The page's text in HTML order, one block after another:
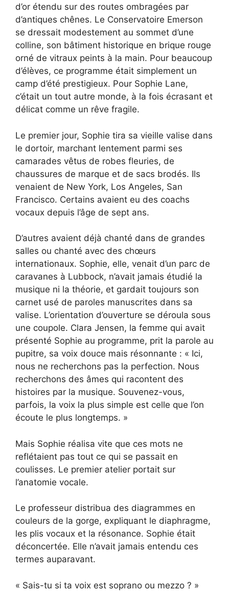
d’or étendu sur des routes ombragées par
d’antiques chênes. Le Conservatoire Emerson
se dressait modestement au sommet d’une
colline, son bâtiment historique en brique rouge
orné de vitraux peints à la main. Pour beaucoup
d’élèves, ce programme était simplement un
camp d’été prestigieux. Pour Sophie Lane,
c’était un tout autre monde, à la fois écrasant et
délicat comme un rêve fragile.
Le premier jour, Sophie tira sa vieille valise dans
le dortoir, marchant lentement parmi ses
camarades vêtus de robes fleuries, de
chaussures de marque et de sacs brodés. Ils
venaient de New York, Los Angeles, San
Francisco. Certains avaient eu des coachs
vocaux depuis l’âge de sept ans.
D’autres avaient déjà chanté dans de grandes
salles ou chanté avec des chœurs
internationaux. Sophie, elle, venait d’un parc de
caravanes à Lubbock, n’avait jamais étudié la
musique ni la théorie, et gardait toujours son
carnet usé de paroles manuscrites dans sa
valise. L’orientation d’ouverture se déroula sous
une coupole. Clara Jensen, la femme qui avait
présenté Sophie au programme, prit la parole au
pupitre, sa voix douce mais résonnante : « Ici,
nous ne recherchons pas la perfection. Nous
recherchons des âmes qui racontent des
histoires par la musique. Souvenez-vous,
parfois, la voix la plus simple est celle que l’on
écoute le plus longtemps. »
Mais Sophie réalisa vite que ces mots ne
reflétaient pas tout ce qui se passait en
coulisses. Le premier atelier portait sur
l’anatomie vocale.
Le professeur distribua des diagrammes en
couleurs de la gorge, expliquant le diaphragme,
les plis vocaux et la résonance. Sophie était
déconcertée. Elle n’avait jamais entendu ces
termes auparavant.
« Sais-tu si ta voix est soprano ou mezzo ? »